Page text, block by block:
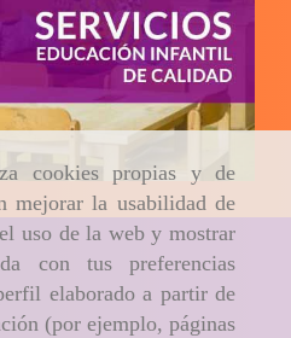
cookies propias y de
mejorar la usabilidad de
uso de la web y mostrar
con tus preferencias
elaborado a partir de
(por ejemplo, páginas